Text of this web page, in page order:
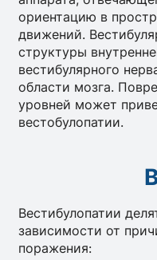
ориентацию в
движений.
структуры
вестибулярного
области мозга.
уровней может
вестобулопатии.
Вестибулопатии
зависимости от
поражения: